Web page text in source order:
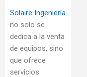
Solaire Ingeniería
no solo se
dedica a la venta
de equipos, sino
que ofrece
servicios